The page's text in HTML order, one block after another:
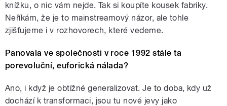
knížku, o nic vám nejde. Tak si koupíte kousek fabriky.
Neříkám, že je to mainstreamový názor, ale tohle
zjišťujeme i v rozhovorech, které vedeme.
Panovala ve společnosti v roce 1992 stále ta
porevoluční, euforická nálada?
Ano, i když je obtížné generalizovat. Je to doba, kdy už
dochází k transformaci, jsou tu nové jevy jako